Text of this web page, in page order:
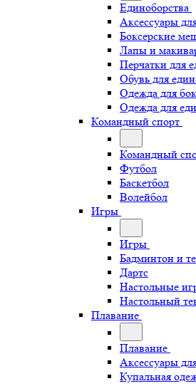
Единоборства
Аксессуары
Боксерские
Лапы и
Перчатки для
Обувь для
Одежда для
Одежда для
Командный спорт
Командный
Футбол
Баскетбол
Волейбол
Игры
Игры
Бадминтон и
Дартс
Настольные
Настольный
Плавание
Плавание
Аксессуары
Купальная